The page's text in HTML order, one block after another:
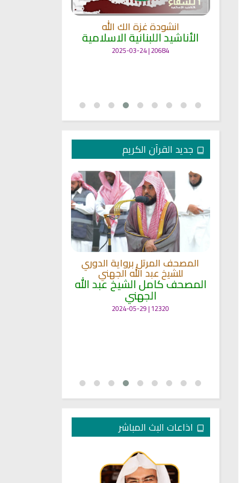
انشودة غزة الك الله
الأناشيد اللبنانية الاسلامية
20684 | 2025-03-24
جديد القرآن الكريم
المصحف المرتل برواية الدوري
للشيخ عبد الله الجهني
المصحف كامل الشيخ عبد الله
الجهني
12320 | 2024-05-29
اذاعات البث المباشر